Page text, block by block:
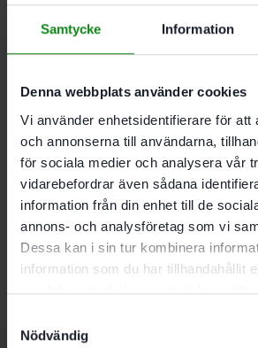
Samtycke Information
Denna webbplats använder cookies
Vi använder enhetsidentifierare för att
och annonserna till användarna,
för sociala medier och analysera vår
vidarebefordrar även sådana
information från din enhet till de
annons- och analysföretag som vi
Dessa kan i sin tur kombinera
information som du har tillhandahållit
Nödvändig
Mått (l x b x h) 396 x 296 x 105 mm;
SYS 1 T-LOC
Det finns inga recensioner än.
Bli först med att recensera ”Festool
SYS 1 UNI”
Du måste varainloggadför att skriva